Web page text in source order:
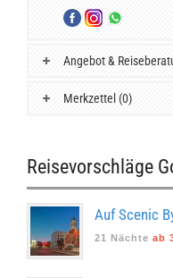
Angebot &
Merkzettel (0)
Reisevorschläge
Auf Scenic
21 Nächte ab